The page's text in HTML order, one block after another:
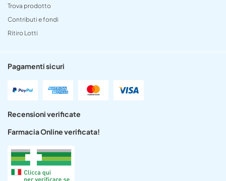
Trova prodotto
Contributi e fondi
Ritiro Lotti
Pagamenti sicuri
Recensioni verificate
Farmacia Online verificata!